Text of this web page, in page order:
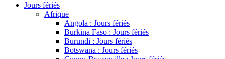
Jours fériés
Afrique
Angola : Jours fériés
Burkina Faso : Jours fériés
Burundi : Jours fériés
Botswana : Jours fériés